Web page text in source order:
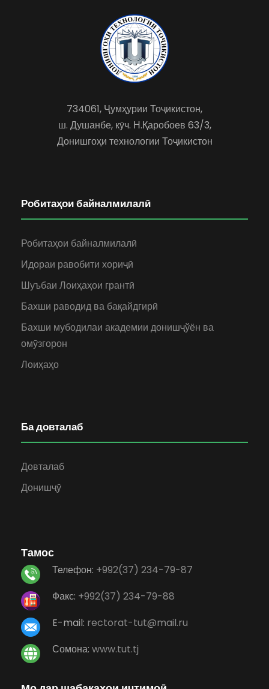
734061, Ҷумҳурии Тоҷикистон,
ш. Душанбе, кӯч. Н.Қаробоев 63/3,
Донишгоҳи технологии Тоҷикистон
Робитаҳои байналмилалӣ
Робитаҳои байналмилалӣ
Идораи равобити хориҷӣ
Шуъбаи Лоиҳаҳои грантӣ
Бахши раводид ва бақайдгирӣ
Бахши мубодилаи академии донишҷўён ва
омӯзгорон
Лоиҳаҳо
Ба довталаб
Довталаб
Донишҷӯ
Тамос
Телефон: +992(37) 234-79-87
Факс: +992(37) 234-79-88
E-mail: rectorat-tut@mail.ru
Сомона: www.tut.tj